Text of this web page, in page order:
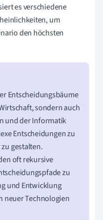
es verschiedene
um
den höchsten
Entscheidungsbäume
sondern auch
und der Informatik
Entscheidungen zu
gestalten.
oft rekursive
zu
und Entwicklung
neuer Technologien